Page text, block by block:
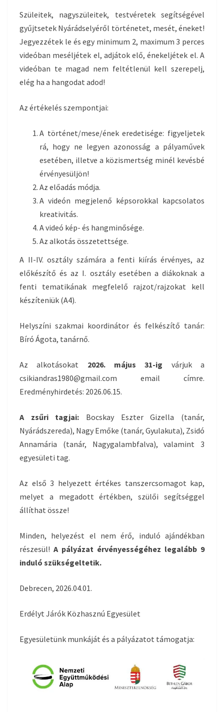
Szüleitek, nagyszüleitek, testvéretek segítségével
gyűjtsetek Nyárádselyéről történetet, mesét, éneket!
Jegyezzétek le és egy minimum 2, maximum 3 perces
videóban meséljétek el, adjátok elő, énekeljétek el. A
videóban te magad nem feltétlenül kell szerepelj,
elég ha a hangodat adod!
Az értékelés szempontjai:
A történet/mese/ének eredetisége: figyeljetek
rá, hogy ne legyen azonosság a pályaművek
esetében, illetve a közismertség minél kevésbé
érvényesüljön!
Az előadás módja.
A videón megjelenő képsorokkal kapcsolatos
kreativitás.
A videó kép- és hangminősége.
Az alkotás összetettsége.
A II-IV. osztály számára a fenti kiírás érvényes, az
előkészítő és az I. osztály esetében a diákoknak a
fenti tematikának megfelelő rajzot/rajzokat kell
készíteniük (A4).
Helyszíni szakmai koordinátor és felkészítő tanár:
Bíró Ágota, tanárnő.
Az alkotásokat 2026. május 31-ig várjuk a
csikiandras1980@gmail.com email címre.
Eredményhirdetés: 2026.06.15.
A zsűri tagjai: Bocskay Eszter Gizella (tanár,
Nyárádszereda), Nagy Emőke (tanár, Gyulakuta), Zsidó
Annamária (tanár, Nagygalambfalva), valamint 3
egyesületi tag.
Az első 3 helyezett értékes tanszercsomagot kap,
melyet a megadott értékben, szülői segítséggel
állíthat össze!
Minden, helyezést el nem érő, induló ajándékban
részesül! A pályázat érvényességéhez legalább 9
induló szükségeltetik.
Debrecen, 2026.04.01.
Erdélyt Járók Közhasznú Egyesület
Egyesületünk munkáját és a pályázatot támogatja: